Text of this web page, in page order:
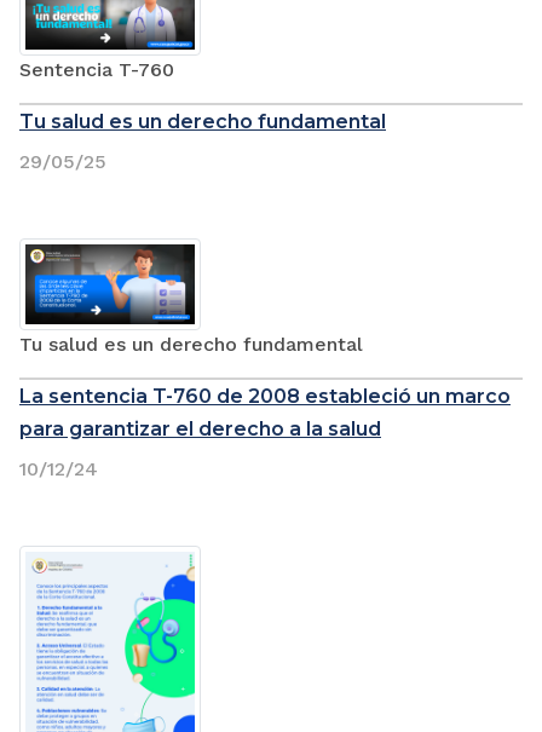
Sentencia T-760
Tu salud es un derecho fundamental
Tu salud es un derecho fundamental
29/05/25
La sentencia T-760 de 2008 estableció un marco
para garantizar el derecho a la salud
10/12/24